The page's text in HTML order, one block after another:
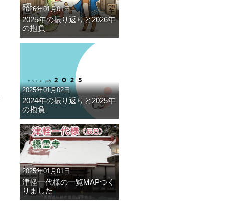
2026年01月01日
2025年の振り返りと2026年
の抱負
2025年01月02日
2024年の振り返りと2025年
の抱負
2025年01月01日
津軽一代様の一覧MAPつく
りました